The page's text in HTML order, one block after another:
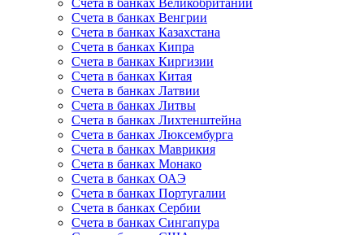
Счета в банках Великобритании
Счета в банках Венгрии
Счета в банках Казахстана
Счета в банках Кипра
Счета в банках Киргизии
Счета в банках Китая
Счета в банках Латвии
Счета в банках Литвы
Счета в банках Лихтенштейна
Счета в банках Люксембурга
Счета в банках Маврикия
Счета в банках Монако
Счета в банках ОАЭ
Счета в банках Португалии
Счета в банках Сербии
Счета в банках Сингапура